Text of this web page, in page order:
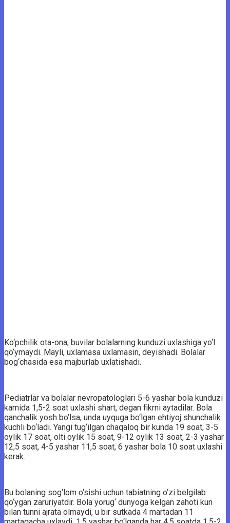
Ko‘pchilik ota-ona, buvilar bolalarning kunduzi uxlashiga yo‘l
qo‘ymaydi. Mayli, uxlamasa uxlamasin, deyishadi. Bolalar
bog‘chasida esa majburlab uxlatishadi.
Pediatrlar va bolalar nevropatologlari 5-6 yashar bola kunduzi
kamida 1,5-2 soat uxlashi shart, degan fikrni aytadilar. Bola
qanchalik yosh bo‘lsa, unda uyquga bo‘lgan ehtiyoj shunchalik
kuchli bo‘ladi. Yangi tug‘ilgan chaqaloq bir kunda 19 soat, 3-5
oylik 17 soat, olti oylik 15 soat, 9-12 oylik 13 soat, 2-3 yashar
12,5 soat, 4-5 yashar 11,5 soat, 6 yashar bola 10 soat uxlashi
kerak.
Bu bolaning sog‘lom o‘sishi uchun tabiatning o‘zi belgilab
qo‘ygan zaruriyatdir. Bola yorug‘ dunyoga kelgan zahoti kun
bilan tunni ajrata olmaydi, u bir sutkada 4 martadan 11